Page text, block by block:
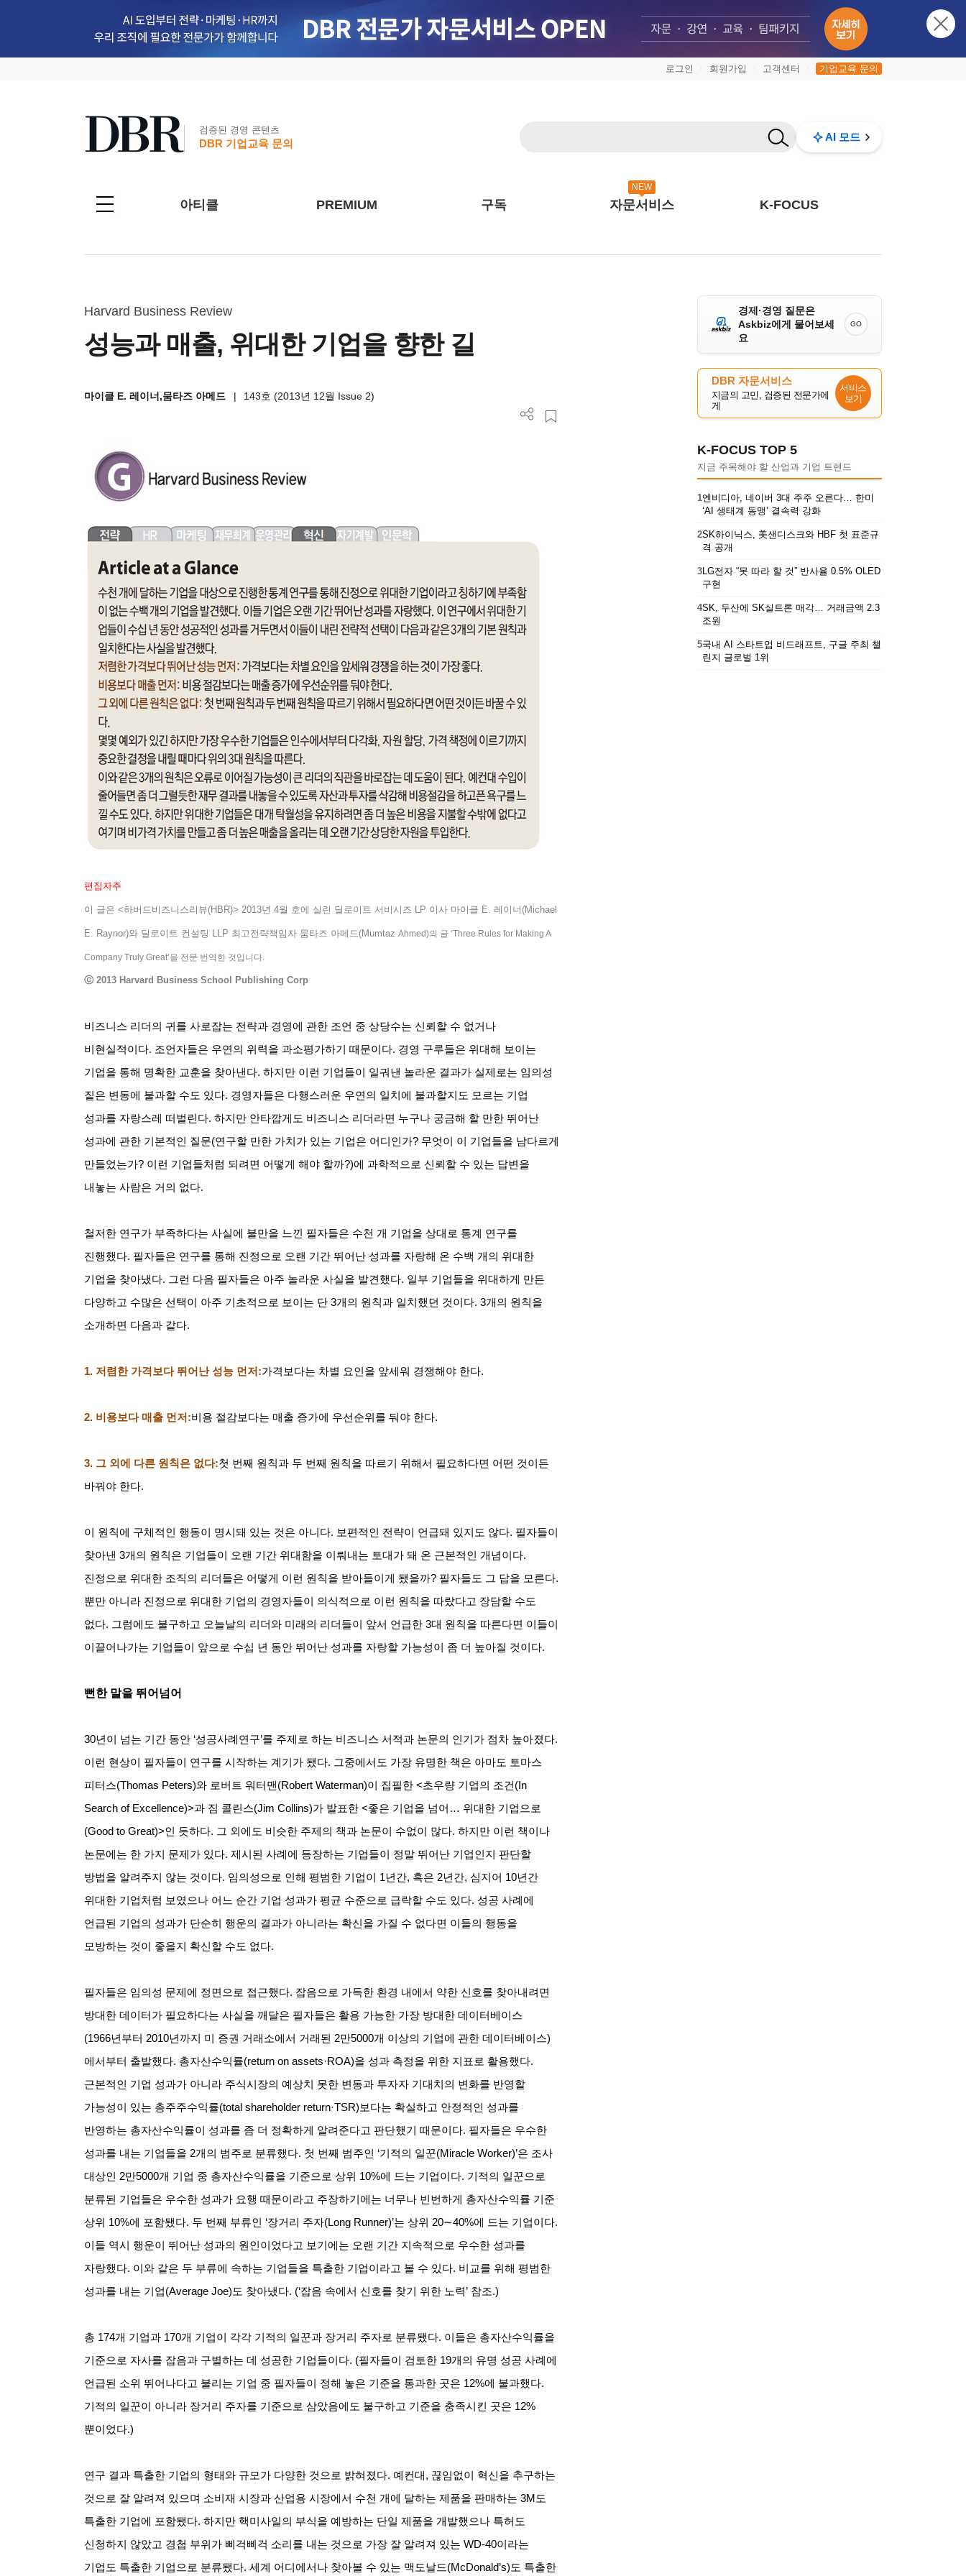
로그인 회원가입 고객센터 기업교육 문의
검증된 경영 콘텐츠
DBR 기업교육 문의
AI 모드
아티클 PREMIUM 구독
NEW
자문서비스 K-FOCUS
Harvard Business Review
성능과 매출, 위대한 기업을 향한 길
마이클 E. 레이너,뭄타즈 아메드 | 143호 (2013년 12월 Issue 2)
편집자주
이 글은 <하버드비즈니스리뷰(HBR)> 2013년 4월 호에 실린 딜로이트 서비시즈 LP 이사 마이클 E. 레이너 (Michael
E. Raynor)와 딜로이트 컨설팅 LLP 최고전략책임자 뭄타즈 아메드 (Mumtaz Ahmed)의 글 ‘Three Rules for Making A
Company Truly Great’을 전문 번역한 것입니다
ⓒ 2013 Harvard Business School Publishing Corp
비즈니스 리더의 귀를 사로잡는 전략과 경영에 관한 조언 중 상당수는 신뢰할 수 없거나
비현실적이다. 조언자들은 우연의 위력을 과소평가하기 때문이다. 경영 구루들은 위대해 보이는
기업을 통해 명확한 교훈을 찾아낸다. 하지만 이런 기업들이 일궈낸 놀라운 결과가 실제로는 임의성
짙은 변동에 불과할 수도 있다. 경영자들은 다행스러운 우연의 일치에 불과할지도 모르는 기업
성과를 자랑스레 떠벌린다. 하지만 안타깝게도 비즈니스 리더라면 누구나 궁금해 할 만한 뛰어난
성과에 관한 기본적인 질문(연구할 만한 가치가 있는 기업은 어디인가? 무엇이 이 기업들을 남다르게
만들었는가? 이런 기업들처럼 되려면 어떻게 해야 할까?)에 과학적으로 신뢰할 수 있는 답변을
내놓는 사람은 거의 없다.
철저한 연구가 부족하다는 사실에 불만을 느낀 필자들은 수천 개 기업을 상대로 통계 연구를
진행했다. 필자들은 연구를 통해 진정으로 오랜 기간 뛰어난 성과를 자랑해 온 수백 개의 위대한
기업을 찾아냈다. 그런 다음 필자들은 아주 놀라운 사실을 발견했다. 일부 기업들을 위대하게 만든
다양하고 수많은 선택이 아주 기초적으로 보이는 단 3개의 원칙과 일치했던 것이다. 3개의 원칙을
소개하면 다음과 같다.
1. 저렴한 가격보다 뛰어난 성능 먼저:가격보다는 차별 요인을 앞세워 경쟁해야 한다.
2. 비용보다 매출 먼저:비용 절감보다는 매출 증가에 우선순위를 둬야 한다.
3. 그 외에 다른 원칙은 없다:첫 번째 원칙과 두 번째 원칙을 따르기 위해서 필요하다면 어떤 것이든
바꿔야 한다.
이 원칙에 구체적인 행동이 명시돼 있는 것은 아니다. 보편적인 전략이 언급돼 있지도 않다. 필자들이
찾아낸 3개의 원칙은 기업들이 오랜 기간 위대함을 이뤄내는 토대가 돼 온 근본적인 개념이다.
진정으로 위대한 조직의 리더들은 어떻게 이런 원칙을 받아들이게 됐을까? 필자들도 그 답을 모른다.
뿐만 아니라 진정으로 위대한 기업의 경영자들이 의식적으로 이런 원칙을 따랐다고 장담할 수도
없다. 그럼에도 불구하고 오늘날의 리더와 미래의 리더들이 앞서 언급한 3대 원칙을 따른다면 이들이
이끌어나가는 기업들이 앞으로 수십 년 동안 뛰어난 성과를 자랑할 가능성이 좀 더 높아질 것이다.
뻔한 말을 뛰어넘어
30년이 넘는 기간 동안 ‘성공사례연구’를 주제로 하는 비즈니스 서적과 논문의 인기가 점차 높아졌다.
이런 현상이 필자들이 연구를 시작하는 계기가 됐다. 그중에서도 가장 유명한 책은 아마도 토마스
피터스(Thomas Peters)와 로버트 워터맨(Robert Waterman)이 집필한 <초우량 기업의 조건(In
Search of Excellence)>과 짐 콜린스(Jim Collins)가 발표한 <좋은 기업을 넘어 … 위대한 기업으로
(Good to Great)>인 듯하다. 그 외에도 비슷한 주제의 책과 논문이 수없이 많다. 하지만 이런 책이나
논문에는 한 가지 문제가 있다. 제시된 사례에 등장하는 기업들이 정말 뛰어난 기업인지 판단할
방법을 알려주지 않는 것이다. 임의성으로 인해 평범한 기업이 1년간, 혹은 2년간, 심지어 10년간
위대한 기업처럼 보였으나 어느 순간 기업 성과가 평균 수준으로 급락할 수도 있다. 성공 사례에
언급된 기업의 성과가 단순히 행운의 결과가 아니라는 확신을 가질 수 없다면 이들의 행동을
모방하는 것이 좋을지 확신할 수도 없다.
필자들은 임의성 문제에 정면으로 접근했다. 잡음으로 가득한 환경 내에서 약한 신호를 찾아내려면
방대한 데이터가 필요하다는 사실을 깨달은 필자들은 활용 가능한 가장 방대한 데이터베이스
(1966년부터 2010년까지 미 증권 거래소에서 거래된 2만5000개 이상의 기업에 관한 데이터베이스)
에서부터 출발했다. 총자산수익률(return on assets·ROA)을 성과 측정을 위한 지표로 활용했다.
근본적인 기업 성과가 아니라 주식시장의 예상치 못한 변동과 투자자 기대치의 변화를 반영할
가능성이 있는 총주주수익률(total shareholder return·TSR)보다는 확실하고 안정적인 성과를
반영하는 총자산수익률이 성과를 좀 더 정확하게 알려준다고 판단했기 때문이다. 필자들은 우수한
성과를 내는 기업들을 2개의 범주로 분류했다. 첫 번째 범주인 ‘기적의 일꾼(Miracle Worker)’은 조사
대상인 2만5000개 기업 중 총자산수익률을 기준으로 상위 10%에 드는 기업이다. 기적의 일꾼으로
분류된 기업들은 우수한 성과가 요행 때문이라고 주장하기에는 너무나 빈번하게 총자산수익률 기준
상위 10%에 포함됐다. 두 번째 부류인 ‘장거리 주자(Long Runner)’는 상위 20∼40%에 드는 기업이다.
이들 역시 행운이 뛰어난 성과의 원인이었다고 보기에는 오랜 기간 지속적으로 우수한 성과를
자랑했다. 이와 같은 두 부류에 속하는 기업들을 특출한 기업이라고 볼 수 있다. 비교를 위해 평범한
성과를 내는 기업(Average Joe)도 찾아냈다. (‘잡음 속에서 신호를 찾기 위한 노력’ 참조.)
총 174개 기업과 170개 기업이 각각 기적의 일꾼과 장거리 주자로 분류됐다. 이들은 총자산수익률을
기준으로 자사를 잡음과 구별하는 데 성공한 기업들이다. (필자들이 검토한 19개의 유명 성공 사례에
언급된 소위 뛰어나다고 불리는 기업 중 필자들이 정해 놓은 기준을 통과한 곳은 12%에 불과했다.
기적의 일꾼이 아니라 장거리 주자를 기준으로 삼았음에도 불구하고 기준을 충족시킨 곳은 12%
뿐이었다.)
연구 결과 특출한 기업의 형태와 규모가 다양한 것으로 밝혀졌다. 예컨대, 끊임없이 혁신을 추구하는
것으로 잘 알려져 있으며 소비재 시장과 산업용 시장에서 수천 개에 달하는 제품을 판매하는 3M도
특출한 기업에 포함됐다. 하지만 핵미사일의 부식을 예방하는 단일 제품을 개발했으나 특허도
신청하지 않았고 경첩 부위가 삐걱삐걱 소리를 내는 것으로 가장 잘 알려져 있는 WD-40이라는
기업도 특출한 기업으로 분류됐다. 세계 어디에서나 찾아볼 수 있는 맥도날드(McDonald’s)도 특출한
경제·경영 질문은
Askbiz에게 물어보세
요
GO
DBR 자문서비스
지금의 고민, 검증된 전문가에
게
서비스
보기
K-FOCUS TOP 5
지금 주목해야 할 산업과 기업 트렌드
1엔비디아, 네이버 3대 주주 오른다… 한미
‘AI 생태계 동맹’ 결속력 강화
2SK하이닉스, 美샌디스크와 HBF 첫 표준규
격 공개
3LG전자 “못 따라 할 것” 반사율 0.5% OLED
구현
4SK, 두산에 SK실트론 매각… 거래금액 2.3
조원
5국내 AI 스타트업 비드래프트, 구글 주최 챌
린지 글로벌 1위